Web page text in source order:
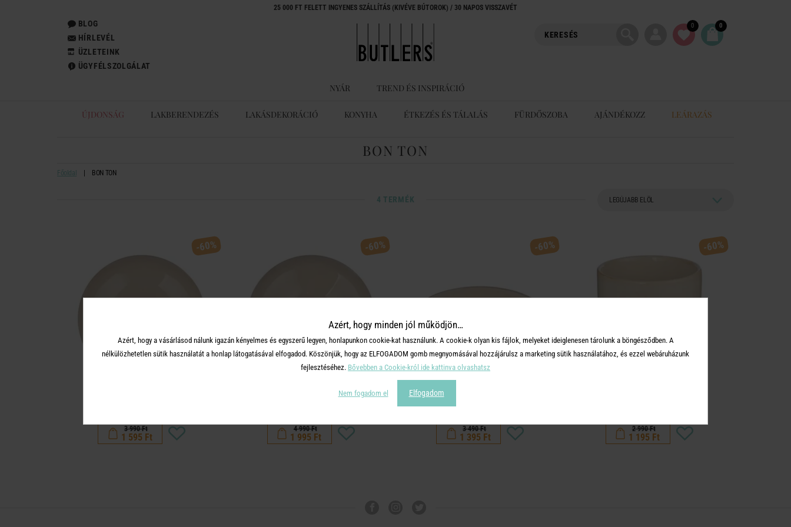
25 000 FT FELETT INGYENES SZÁLLÍTÁS (KIVÉVE BÚTOROK) / 30 NAPOS VISSZAVÉT
BLOG
HÍRLEVÉL
ÜZLETEINK
ÜGYFÉLSZOLGÁLAT
0 0
NYÁR TREND ÉS INSPIRÁCIÓ
ÚJDONSÁG LAKBERENDEZÉS LAKÁSDEKORÁCIÓ KONYHA ÉTKEZÉS ÉS TÁLALÁS FÜRDŐSZOBA AJÁNDÉKOZZ LEÁRAZÁS
BON TON
Főoldal BON TON
4 TERMÉK
-60%
3 990 Ft
1 595 Ft
-60%
4 990 Ft
1 995 Ft
-60%
tálka, bézs Ø 13 cm
3 490 Ft
1 395 Ft
-60%
2 990 Ft
1 195 Ft
Azért, hogy minden jól működjön…
Azért, hogy a vásárlásod nálunk igazán kényelmes és egyszerű legyen, honlapunkon cookie-kat használunk. A cookie-k olyan kis fájlok, melyeket ideiglenesen tárolunk a böngésződben. A
nélkülözhetetlen sütik használatát a honlap látogatásával elfogadod. Köszönjük, hogy az ELFOGADOM gomb megnyomásával hozzájárulsz a marketing sütik használatához, és ezzel webáruházunk
fejlesztéséhez. Bővebben a Cookie-król ide kattinva olvashatsz
Nem fogadom el Elfogadom